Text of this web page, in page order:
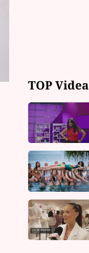
TOP Videa